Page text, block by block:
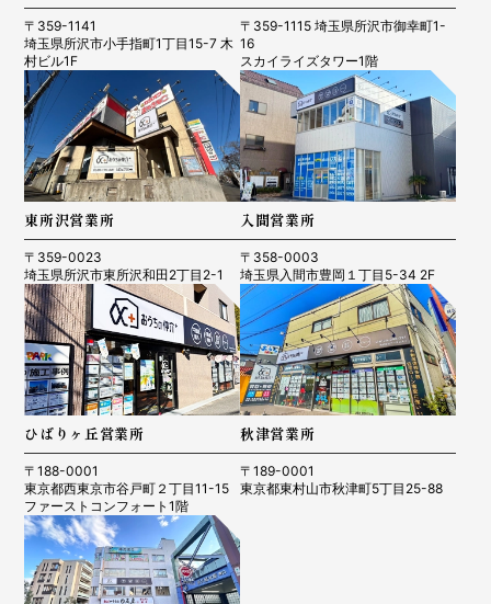
〒359-1141
埼玉県所沢市小手指町1丁目15-7 木
村ビル1F
〒359-1115 埼玉県所沢市御幸町1-
16
スカイライズタワー1階
東所沢営業所
〒359-0023
埼玉県所沢市東所沢和田2丁目2-1
入間営業所
〒358-0003
埼玉県入間市豊岡１丁目5-34 2F
ひばりヶ丘営業所
〒188-0001
東京都西東京市谷戸町２丁目11-15
ファーストコンフォート1階
秋津営業所
〒189-0001
東京都東村山市秋津町5丁目25-88